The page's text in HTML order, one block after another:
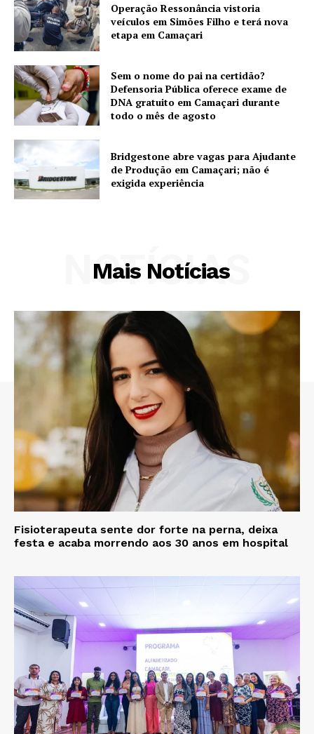
Operação Ressonância vistoria
veículos em Simões Filho e terá nova
etapa em Camaçari
Sem o nome do pai na certidão?
Defensoria Pública oferece exame de
DNA gratuito em Camaçari durante
todo o mês de agosto
Bridgestone abre vagas para Ajudante
de Produção em Camaçari; não é
exigida experiência
Mais Notícias
NOTÍCIAS
Fisioterapeuta sente dor forte na perna, deixa
festa e acaba morrendo aos 30 anos em hospital